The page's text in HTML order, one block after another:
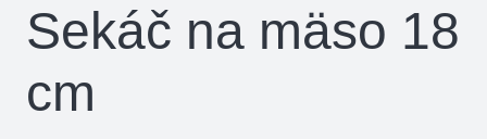
Sekáč na mäso 18
cm